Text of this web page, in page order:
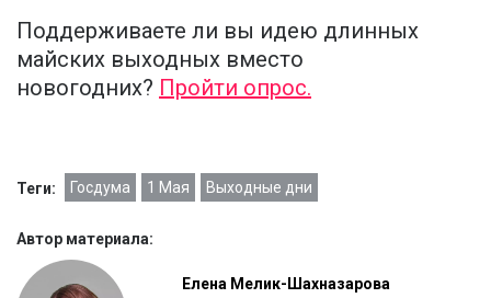
Поддерживаете ли вы идею длинных
майских выходных вместо
новогодних? Пройти опрос.
Теги: Госдума 1 Мая Выходные дни
Автор материала:
Елена Мелик-Шахназарова